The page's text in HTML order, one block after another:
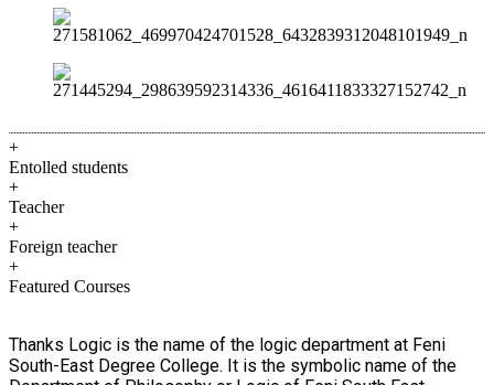
+
Entolled students
+
Teacher
+
Foreign teacher
+
Featured Courses
Thanks Logic is the name of the logic department at Feni
South-East Degree College. It is the symbolic name of the